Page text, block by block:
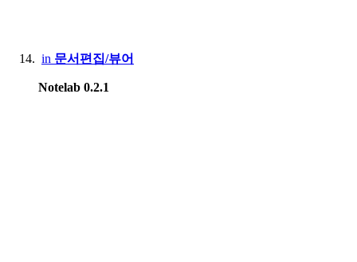
in 문서편집/뷰어
Notelab 0.2.1